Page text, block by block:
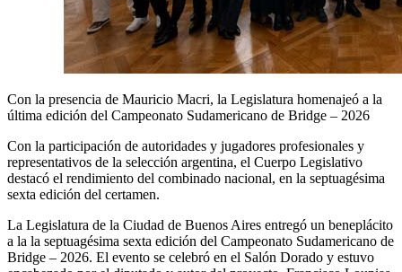
Con la presencia de Mauricio Macri, la Legislatura homenajeó a la
última edición del Campeonato Sudamericano de Bridge – 2026
Con la participación de autoridades y jugadores profesionales y
representativos de la selección argentina, el Cuerpo Legislativo
destacó el rendimiento del combinado nacional, en la septuagésima
sexta edición del certamen.
La Legislatura de la Ciudad de Buenos Aires entregó un beneplácito
a la la septuagésima sexta edición del Campeonato Sudamericano de
Bridge – 2026. El evento se celebró en el Salón Dorado y estuvo